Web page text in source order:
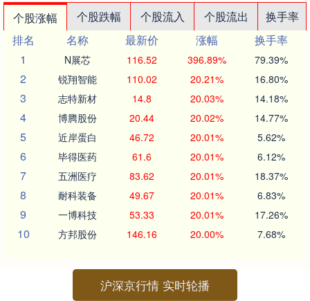
个股涨幅 个股跌幅 个股流入 个股流出
换手率
排名
名称 最新价 涨幅
换手率
1
N展芯 116.52 396.89% 79.39%
2 锐翔智能 110.02 20.21% 16.80%
3 志特新材 14.8 20.03% 14.18%
4 博腾股份 20.44 20.02% 14.77%
5 近岸蛋白 46.72 20.01% 5.62%
6 毕得医药 61.6 20.01% 6.12%
7 五洲医疗 83.62 20.01% 18.37%
8 耐科装备 49.67 20.01% 6.83%
9 一博科技 53.33 20.01% 17.26%
10 方邦股份 146.16 20.00% 7.68%
沪深京行情 实时轮播